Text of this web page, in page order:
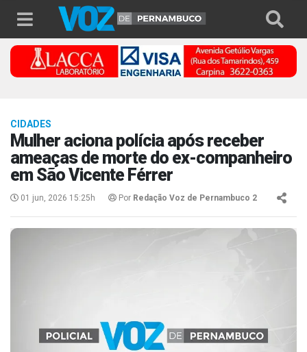
CIDADES
Mulher aciona polícia após receber
ameaças de morte do ex-companheiro
em São Vicente Férrer
01 jun, 2026 15:25h Por Redação Voz de Pernambuco 2